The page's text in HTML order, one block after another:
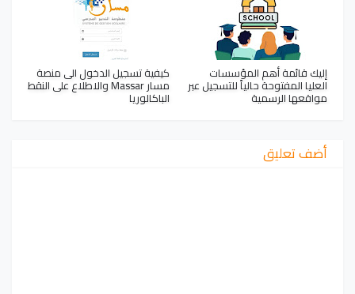
إليك قائمة أهم المؤسسات
العليا المفتوحة حالياً للتسجيل عبر
مواقعها الرسمية
كيفية تسجيل الدخول الى منصة
مسار Massar والاطلاع على النقط
الباكالوريا
أضف تعليق